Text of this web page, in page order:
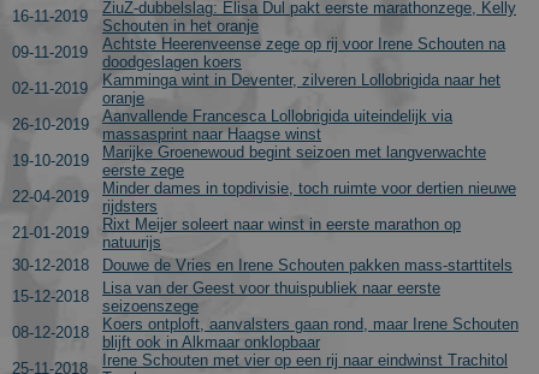
16-11-2019
ZiuZ-dubbelslag: Elisa Dul pakt eerste marathonzege, Kelly
Schouten in het oranje
09-11-2019
Achtste Heerenveense zege op rij voor Irene Schouten na
doodgeslagen koers
02-11-2019
Kamminga wint in Deventer, zilveren Lollobrigida naar het
oranje
26-10-2019
Aanvallende Francesca Lollobrigida uiteindelijk via
massasprint naar Haagse winst
19-10-2019
Marijke Groenewoud begint seizoen met langverwachte
eerste zege
22-04-2019
Minder dames in topdivisie, toch ruimte voor dertien nieuwe
rijdsters
21-01-2019
Rixt Meijer soleert naar winst in eerste marathon op
natuurijs
30-12-2018
Douwe de Vries en Irene Schouten pakken mass-starttitels
15-12-2018
Lisa van der Geest voor thuispubliek naar eerste
seizoenszege
08-12-2018
Koers ontploft, aanvalsters gaan rond, maar Irene Schouten
blijft ook in Alkmaar onklopbaar
25-11-2018
Irene Schouten met vier op een rij naar eindwinst Trachitol
_ga
Google LLC
.schaatspeloton.nl
maand
This cookie
name is
asssociated
with Google
Universal
update to
more
service. This
cookie is
unique users
a randomly